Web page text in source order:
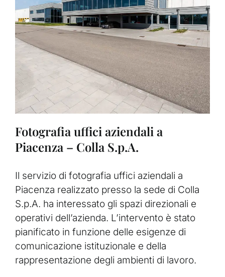
Fotografia uffici aziendali a
Piacenza – Colla S.p.A.
Il servizio di fotografia uffici aziendali a
Piacenza realizzato presso la sede di Colla
S.p.A. ha interessato gli spazi direzionali e
operativi dell’azienda. L’intervento è stato
pianificato in funzione delle esigenze di
comunicazione istituzionale e della
rappresentazione degli ambienti di lavoro.